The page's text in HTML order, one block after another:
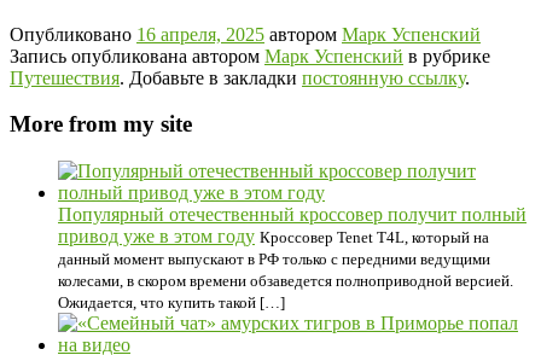
Опубликовано 16 апреля, 2025 автором Марк Успенский
Запись опубликована автором Марк Успенский в рубрике
Путешествия. Добавьте в закладки постоянную ссылку.
More from my site
Популярный отечественный кроссовер получит полный
привод уже в этом году Кроссовер Tenet T4L, который на
данный момент выпускают в РФ только с передними ведущими
колесами, в скором времени обзаведется полноприводной версией.
Ожидается, что купить такой […]